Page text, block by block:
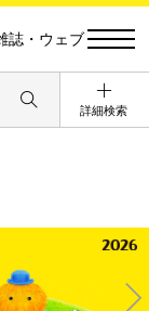
誌・ウェブ
詳細検索